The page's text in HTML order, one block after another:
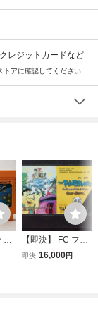
レジットカードなど
トアに確認してください
フ
【即決】 FC ファ
ミコン フリントス
即決 16,000円